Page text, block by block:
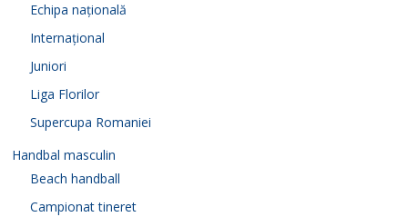
Echipa națională
Internațional
Juniori
Liga Florilor
Supercupa Romaniei
Handbal masculin
Beach handball
Campionat tineret